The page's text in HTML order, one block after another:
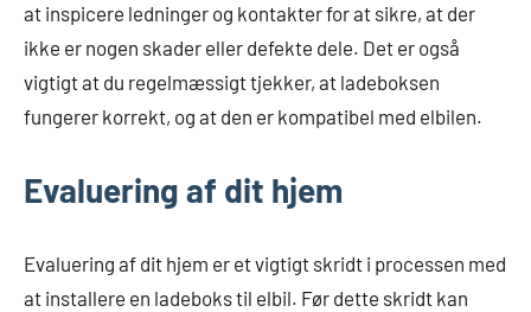
at inspicere ledninger og kontakter for at sikre, at der
ikke er nogen skader eller defekte dele. Det er også
vigtigt at du regelmæssigt tjekker, at ladeboksen
fungerer korrekt, og at den er kompatibel med elbilen.
Evaluering af dit hjem
Evaluering af dit hjem er et vigtigt skridt i processen med
at installere en ladeboks til elbil. Før dette skridt kan